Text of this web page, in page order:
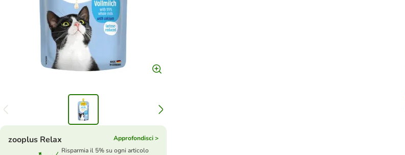
zooplus Relax
Approfondisci >
Risparmia il 5% su ogni articolo